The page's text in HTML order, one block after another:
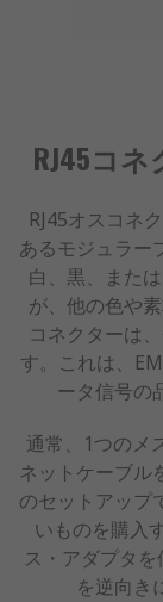
RJ45コネ
RJ45オスコネ
あるモジュラー
白、黒、また
が、他の色や
コネクターは
す。これは、
ータ信号の
通常、1つのメ
ネットケーブル
のセットアップ
いものを購入
ス・アダプタ
を逆向き